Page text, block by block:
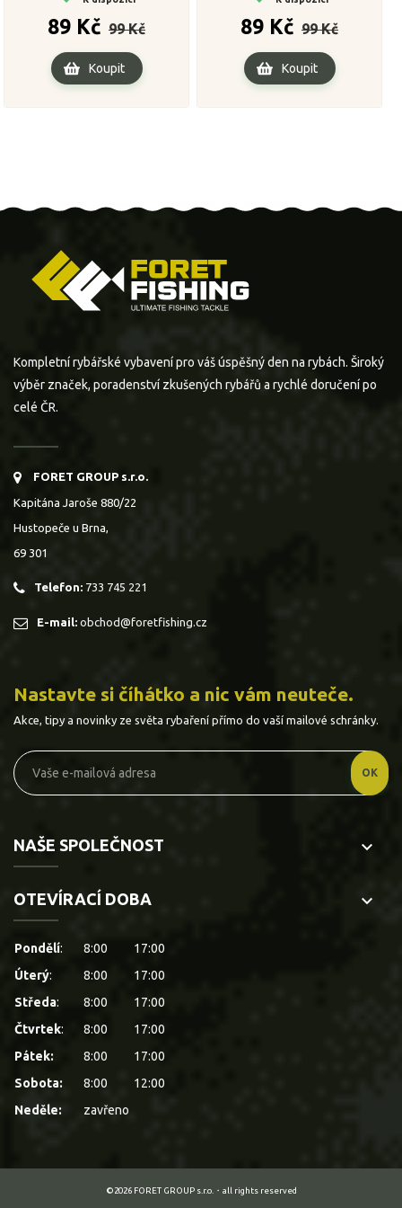
89 Kč
cena
99 Kč
Koupit
89 Kč
cena
99 Kč
Koupit
Kompletní rybářské vybavení pro váš úspěšný den na rybách. Široký
výběr značek, poradenství zkušených rybářů a rychlé doručení po
celé ČR.
FORET GROUP s.r.o.
Kapitána Jaroše 880/22
Hustopeče u Brna,
69 301
Telefon: 733 745 221
E-mail: obchod@foretfishing.cz
Nastavte si číhátko a nic vám neuteče.
Akce, tipy a novinky ze světa rybaření přímo do vaší mailové schránky.
NAŠE SPOLEČNOST keyboard_arrow_down
OTEVÍRACÍ DOBA keyboard_arrow_down
Pondělí: 8:00
17:00
Úterý: 8:00
17:00
Středa: 8:00
17:00
Čtvrtek: 8:00
17:00
Pátek:
8:00
17:00
Sobota:
8:00
12:00
Neděle:
zavřeno
©2026 FORET GROUP s.r.o.・all rights reserved